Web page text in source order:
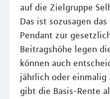
auf die Zielgruppe
Das ist sozusagen
Pendant zur
Beitragshöhe legen
können auch
jährlich oder einmalig
gibt die Basis-Rente